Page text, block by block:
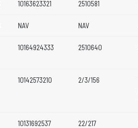
10163623321 2510581
NAV NAV
10164924333 2510640
10142573210 2/3/156
10131692537 22/217